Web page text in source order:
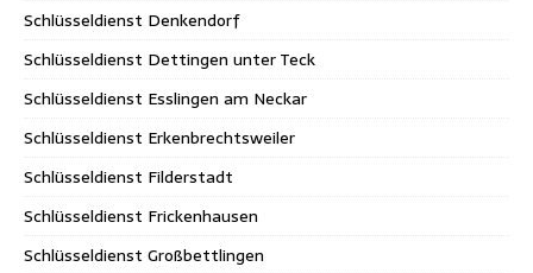
Schlüsseldienst Denkendorf
Schlüsseldienst Dettingen unter Teck
Schlüsseldienst Esslingen am Neckar
Schlüsseldienst Erkenbrechtsweiler
Schlüsseldienst Filderstadt
Schlüsseldienst Frickenhausen
Schlüsseldienst Großbettlingen